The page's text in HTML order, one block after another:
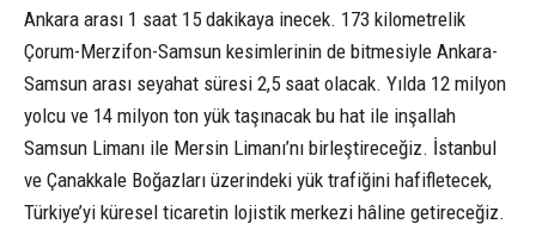
Ankara arası 1 saat 15 dakikaya inecek. 173 kilometrelik
Çorum-Merzifon-Samsun kesimlerinin de bitmesiyle Ankara-
Samsun arası seyahat süresi 2,5 saat olacak. Yılda 12 milyon
yolcu ve 14 milyon ton yük taşınacak bu hat ile inşallah
Samsun Limanı ile Mersin Limanı’nı birleştireceğiz. İstanbul
ve Çanakkale Boğazları üzerindeki yük trafiğini hafifletecek,
Türkiye’yi küresel ticaretin lojistik merkezi hâline getireceğiz.